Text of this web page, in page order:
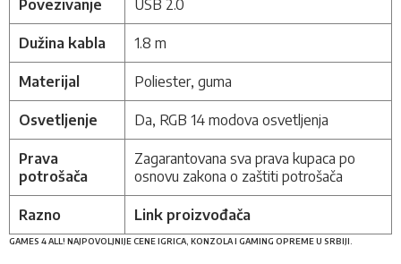
Povezivanje USB 2.0
Dužina kabla 1.8 m
Materijal Poliester, guma
Osvetljenje Da, RGB 14 modova osvetljenja
Prava
potrošača
Zagarantovana sva prava kupaca po
osnovu zakona o zaštiti potrošača
Razno Link proizvođača
GAMES 4 ALL! NAJPOVOLJNIJE CENE IGRICA, KONZOLA I GAMING OPREME U SRBIJI.